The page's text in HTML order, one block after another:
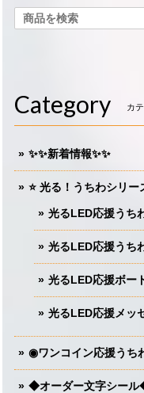
Category カ
✨✨新着情報✨✨
⭐️ 光る！うちわシリー
光るLED応援うち
光るLED応援うち
光るLED応援ボー
光るLED応援メッ
◉ワンコイン応援うち
◆オーダー文字シー